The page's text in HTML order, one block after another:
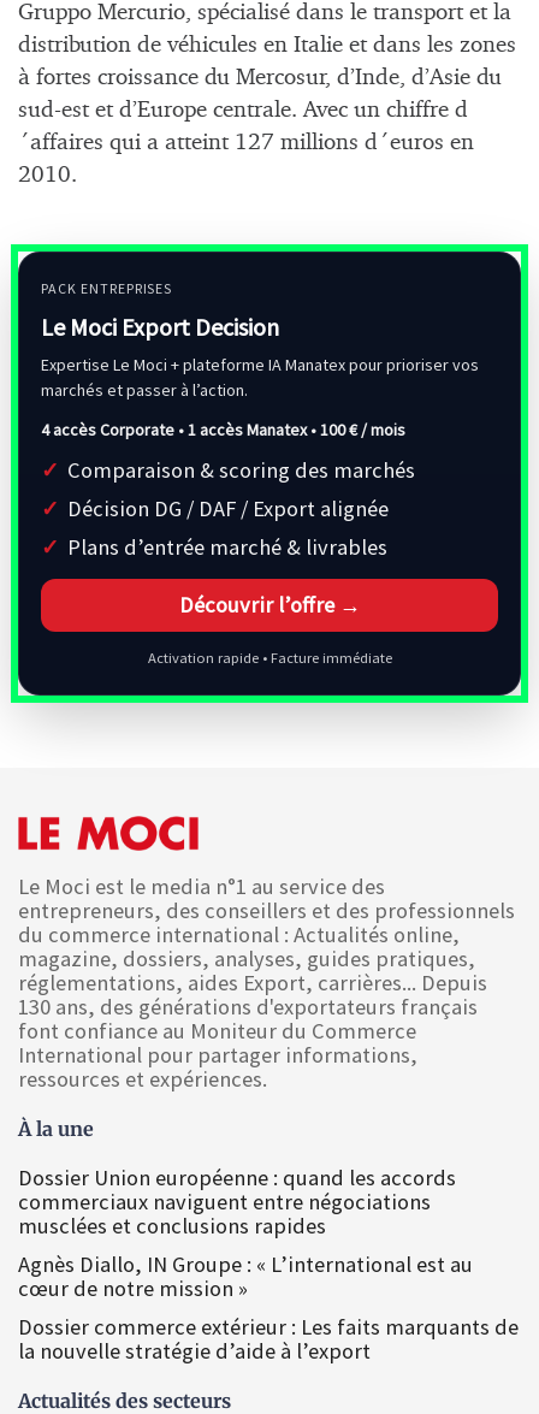
Gruppo Mercurio, spécialisé dans le transport et la
distribution de véhicules en Italie et dans les zones
à fortes croissance du Mercosur, d’Inde, d’Asie du
sud-est et d’Europe centrale. Avec un chiffre d
´affaires qui a atteint 127 millions d´euros en
2010.
PACK ENTREPRISES
Le Moci Export Decision
Expertise Le Moci + plateforme IA Manatex pour prioriser vos
marchés et passer à l’action.
4 accès Corporate • 1 accès Manatex •100 € / mois
Comparaison & scoring des marchés
Décision DG / DAF / Export alignée
Plans d’entrée marché & livrables
Découvrir l’offre →
Activation rapide • Facture immédiate
Le Moci est le media n°1 au service des
entrepreneurs, des conseillers et des professionnels
du commerce international : Actualités online,
magazine, dossiers, analyses, guides pratiques,
réglementations, aides Export, carrières... Depuis
130 ans, des générations d'exportateurs français
font confiance au Moniteur du Commerce
International pour partager informations,
ressources et expériences.
À la une
Dossier Union européenne : quand les accords
commerciaux naviguent entre négociations
musclées et conclusions rapides
Agnès Diallo, IN Groupe : « L’international est au
cœur de notre mission »
Dossier commerce extérieur : Les faits marquants de
la nouvelle stratégie d’aide à l’export
Actualités des secteurs